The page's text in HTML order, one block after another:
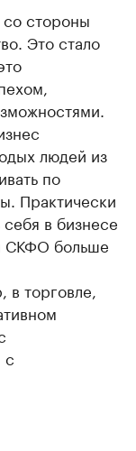
стороны
Это стало
людей из
по
Практически
в бизнесе
СКФО больше
в торговле,
с